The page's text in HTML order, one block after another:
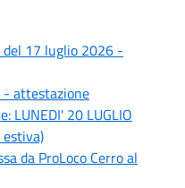
del 17 luglio 2026 -
- attestazione
LUNEDI' 20 LUGLIO
da ProLoco Cerro al